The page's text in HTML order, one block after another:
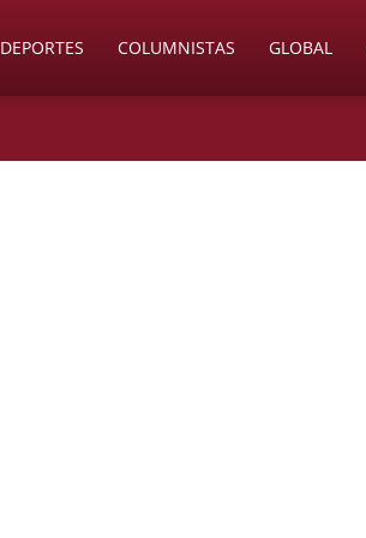
DEPORTES COLUMNISTAS GLOBAL